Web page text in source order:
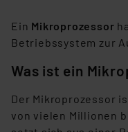
Ein Mikroprozessor
Betriebssystem zur
Was ist ein
Der Mikroprozessor
von vielen Millionen